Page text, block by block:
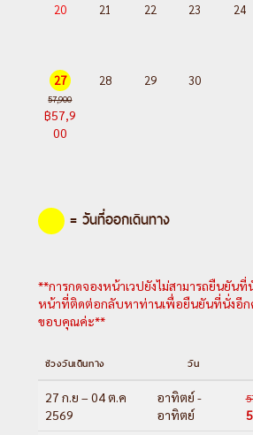
จอร์เจีย - ป้อมอนานูรี - มิสเคต้า -
ชโคเวลิ - อารามชวารี - ทบิลิซี
DAY 6
ชมโชว์ระบำพื้นเมือง
จอร์เจีย - ถนนชาร์ดีนี่ - หอนาฬิก
สะพานสันติภาพ - สวน Rike
คาล่า (รวมกระเช้าขึ้นลง) - อนุเสา
ปิ้งที่ East Point Mall - สนามบิ
ลิซิ - อิสตันบลู
DAY 8
: อิสตันบลู - กรุงเทพฯ (ส
20 21 22 23 24
27
57,900
฿57,9
00
28 29 30
= วันที่ออกเดินทาง
**การกดจองหน้าเวปยังไม่สามารถยืนยันที่
หน้าที่ติดต่อกลับหาท่านเพื่อยืนยันที่นั่งอีก
ขอบคุณค่ะ**
ช่วงวันเดินทาง วัน
27 ก.ย – 04 ต.ค
2569
อาทิตย์ -
อาทิตย์